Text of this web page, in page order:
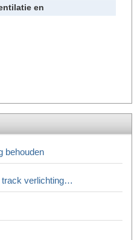
en
behouden
track verlichting…